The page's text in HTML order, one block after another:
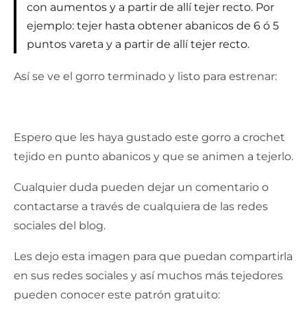
con aumentos y a partir de allí tejer recto. Por
ejemplo: tejer hasta obtener abanicos de 6 ó 5
puntos vareta y a partir de allí tejer recto.
Así se ve el gorro terminado y listo para estrenar:
Espero que les haya gustado este gorro a crochet
tejido en punto abanicos y que se animen a tejerlo.
Cualquier duda pueden dejar un comentario o
contactarse a través de cualquiera de las redes
sociales del blog.
Les dejo esta imagen para que puedan compartirla
en sus redes sociales y así muchos más tejedores
pueden conocer este patrón gratuito: